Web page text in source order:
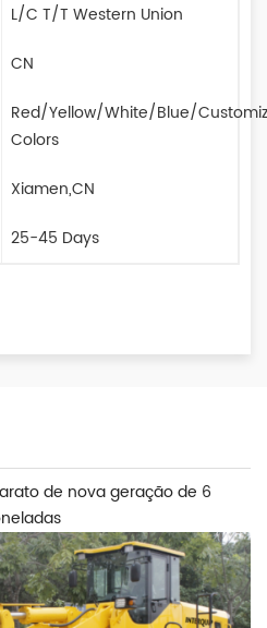
L/C T/T Western Union
CN
Red/Yellow/White/Blue/
Colors
Xiamen,CN
25-45 Days
de nova geração de 6